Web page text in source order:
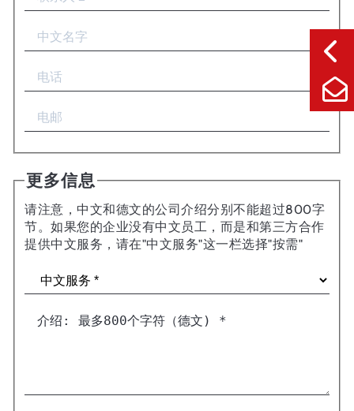
更多信息
请注意，中文和德文的公司介绍分别不能超过800字
节。如果您的企业没有中文员工，而是和第三方合作
提供中文服务，请在"中文服务"这一栏选择"按需"